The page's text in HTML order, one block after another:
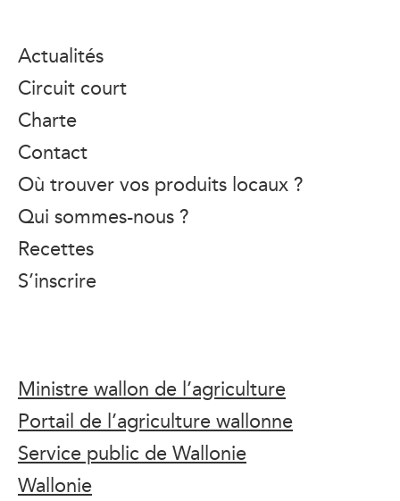
Actualités
Circuit court
Charte
Contact
Où trouver vos produits locaux ?
Qui sommes-nous ?
Recettes
S’inscrire
Ministre wallon de l’agriculture
Portail de l’agriculture wallonne
Service public de Wallonie
Wallonie